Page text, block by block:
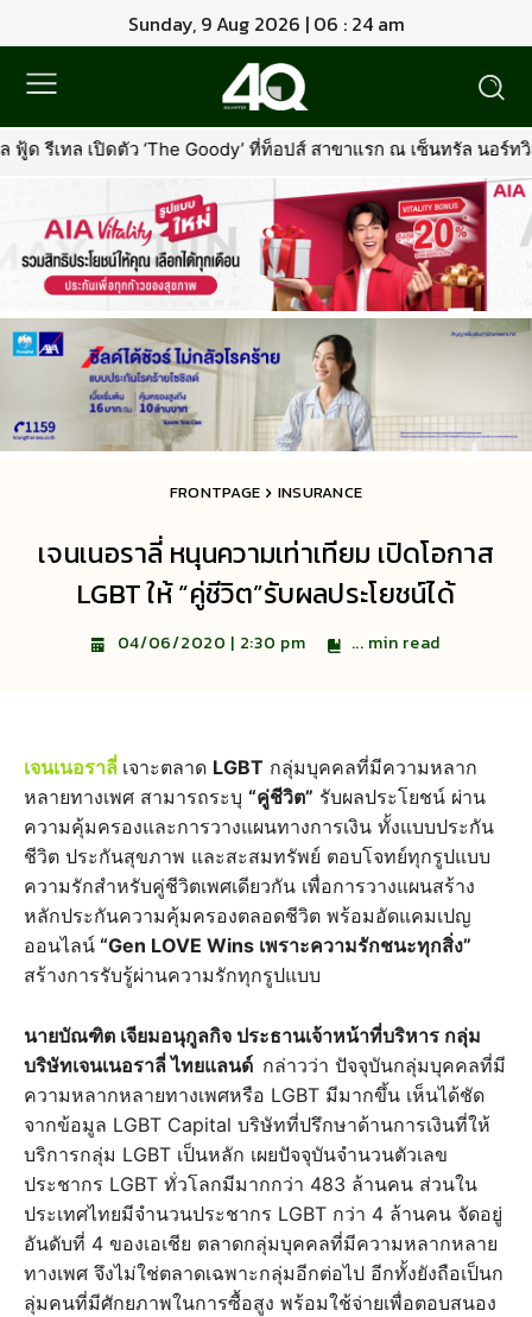
Sunday, 9 Aug 2026 | 06 : 24 am
ที่ท็อปส์ สาขาแรก ณ เซ็นทรัล นอร์ทวิลล์พร้อมรุกตลาด
FRONTPAGE INSURANCE
เจนเนอราลี่ หนุนความเท่าเทียม เปิดโอกาส
LGBT ให้ “คู่ชีวิต”รับผลประโยชน์ได้
04/06/2020 | 2:30 pm ... min read
เจนเนอราลี่ เจาะตลาด LGBT กลุ่มบุคคลที่มีความหลาก
หลายทางเพศ สามารถระบุ “คู่ชีวิต” รับผลประโยชน์ ผ่าน
ความคุ้มครองและการวางแผนทางการเงิน ทั้งแบบประกัน
ชีวิต ประกันสุขภาพ และสะสมทรัพย์ ตอบโจทย์ทุกรูปแบบ
ความรักสำหรับคู่ชีวิตเพศเดียวกัน เพื่อการวางแผนสร้าง
หลักประกันความคุ้มครองตลอดชีวิต พร้อมอัดแคมเปญ
ออนไลน์ “Gen LOVE Wins เพราะความรักชนะทุกสิ่ง”
สร้างการรับรู้ผ่านความรักทุกรูปแบบ
นายบัณฑิต เจียมอนุกูลกิจ ประธานเจ้าหน้าที่บริหาร กลุ่ม
บริษัทเจนเนอราลี่ ไทยแลนด์ กล่าวว่า ปัจจุบันกลุ่มบุคคลที่มี
ความหลากหลายทางเพศหรือ LGBT มีมากขึ้น เห็นได้ชัด
จากข้อมูล LGBT Capital บริษัทที่ปรึกษาด้านการเงินที่ให้
บริการกลุ่ม LGBT เป็นหลัก เผยปัจจุบันจำนวนตัวเลข
ประชากร LGBT ทั่วโลกมีมากกว่า 483 ล้านคน ส่วนใน
ประเทศไทยมีจำนวนประชากร LGBT กว่า 4 ล้านคน จัดอยู่
อันดับที่ 4 ของเอเชีย ตลาดกลุ่มบุคคลที่มีความหลากหลาย
ทางเพศ จึงไม่ใช่ตลาดเฉพาะกลุ่มอีกต่อไป อีกทั้งยังถือเป็นก
ลุ่มคนที่มีศักยภาพในการซื้อสูง พร้อมใช้จ่ายเพื่อตอบสนอง